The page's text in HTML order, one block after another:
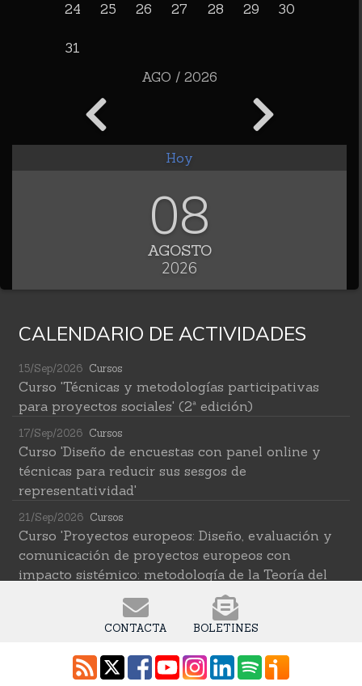
24 25 26 27 28 29 30
31
AGO / 2026
Hoy
08
AGOSTO
2026
CALENDARIO DE ACTIVIDADES
15/Sep/2026 Cursos
Curso 'Técnicas y metodologías participativas
para proyectos sociales' (2ª edición)
17/Sep/2026 Cursos
Curso 'Diseño de encuestas con panel online y
técnicas para reducir sus sesgos de
representatividad'
21/Sep/2026 Cursos
Curso 'Proyectos europeos: Diseño, evaluación y
comunicación de proyectos europeos con
impacto sistémico: metodología de la Teoría del
Cambio transformativa'
Cursos
ciencias sociales' (2ª edición)
CONTACTA BOLETINES